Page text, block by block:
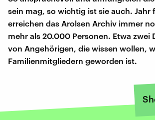
sein mag, so wichtig ist sie auch. Jahr
erreichen das Arolsen Archiv immer
mehr als 20.000 Personen. Etwa zwei
von Angehörigen, die wissen wollen,
Familienmitgliedern geworden ist.